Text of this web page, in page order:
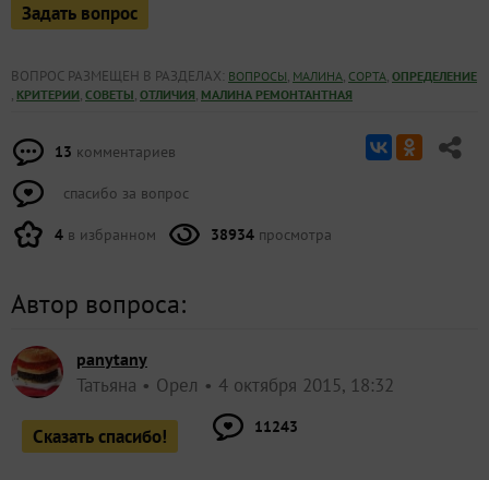
Задать вопрос
ВОПРОС РАЗМЕЩЕН В РАЗДЕЛАХ: ВОПРОСЫ, МАЛИНА, СОРТА, ОПРЕДЕЛЕНИЕ
, КРИТЕРИИ, СОВЕТЫ, ОТЛИЧИЯ, МАЛИНА РЕМОНТАНТНАЯ
13 комментариев
спасибо за вопрос
4 в избранном 38934 просмотра
Автор вопроса:
panytany
Татьяна Орел 4 октября 2015, 18:32
Сказать спасибо! 11243